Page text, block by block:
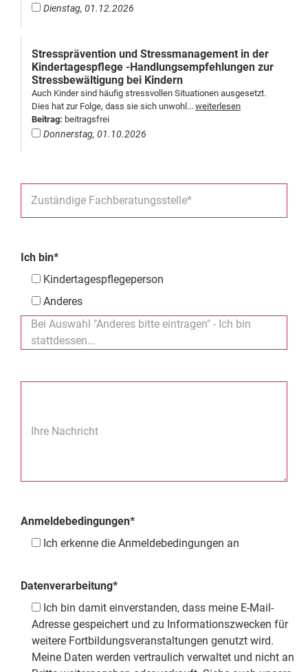
Dienstag, 01.12.2026
Stressprävention und Stressmanagement in der
Kindertagespflege -Handlungsempfehlungen zur
Stressbewältigung bei Kindern
Auch Kinder sind häufig stressvollen Situationen ausgesetzt.
Dies hat zur Folge, dass sie sich unwohl... weiterlesen
Beitrag: beitragsfrei
Donnerstag, 01.10.2026
Zuständige Fachberatungsstelle*
Ich bin*
Kindertagespflegeperson
Anderes
Bei Auswahl "Anderes bitte eintragen" - Ich bin
stattdessen...
Ihre Nachricht
Anmeldebedingungen*
Ich erkenne die Anmeldebedingungen an
Datenverarbeitung*
Ich bin damit einverstanden, dass meine E-Mail-
Adresse gespeichert und zu Informationszwecken für
weitere Fortbildungsveranstaltungen genutzt wird.
Meine Daten werden vertraulich verwaltet und nicht an